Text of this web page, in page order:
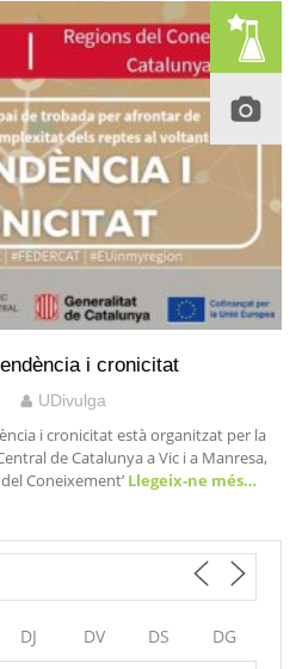
i cronicitat
UDivulga
i cronicitat està organitzat per la
de Catalunya a Vic i a Manresa,
Coneixement’ Llegeix-ne més…
DJ DV DS DG